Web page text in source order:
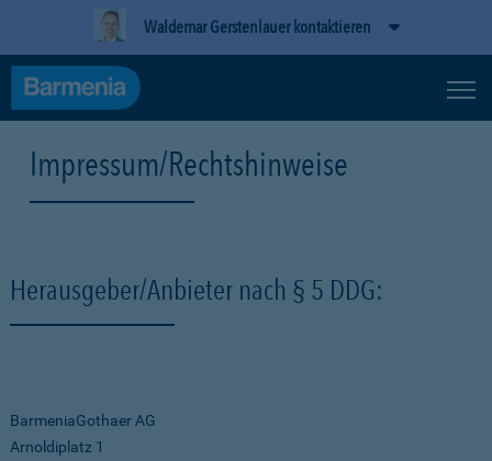
Waldemar Gerstenlauer kontaktieren
Impressum/Rechtshinweise
Herausgeber/Anbieter nach § 5 DDG:
BarmeniaGothaer AG
Arnoldiplatz 1